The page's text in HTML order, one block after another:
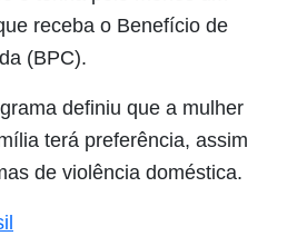
receba o Benefício de
(BPC).
definiu que a mulher
terá preferência, assim
de violência doméstica.